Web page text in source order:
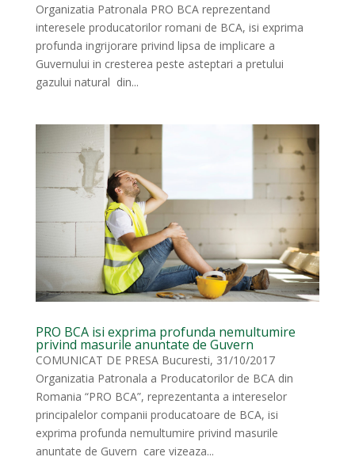
Organizatia Patronala PRO BCA reprezentand
interesele producatorilor romani de BCA, isi exprima
profunda ingrijorare privind lipsa de implicare a
Guvernului in cresterea peste asteptari a pretului
gazului natural din...
PRO BCA isi exprima profunda nemultumire
privind masurile anuntate de Guvern
COMUNICAT DE PRESA Bucuresti, 31/10/2017
Organizatia Patronala a Producatorilor de BCA din
Romania “PRO BCA”, reprezentanta a intereselor
principalelor companii producatoare de BCA, isi
exprima profunda nemultumire privind masurile
anuntate de Guvern care vizeaza...